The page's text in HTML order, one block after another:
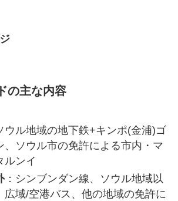
の主な内容
ウル地域の地下鉄+キンポ(金浦)ゴ
、ソウル市の免許による市内・マ
ルンイ
：シンブンダン線、ソウル地域以
広域/空港バス、他の地域の免許に